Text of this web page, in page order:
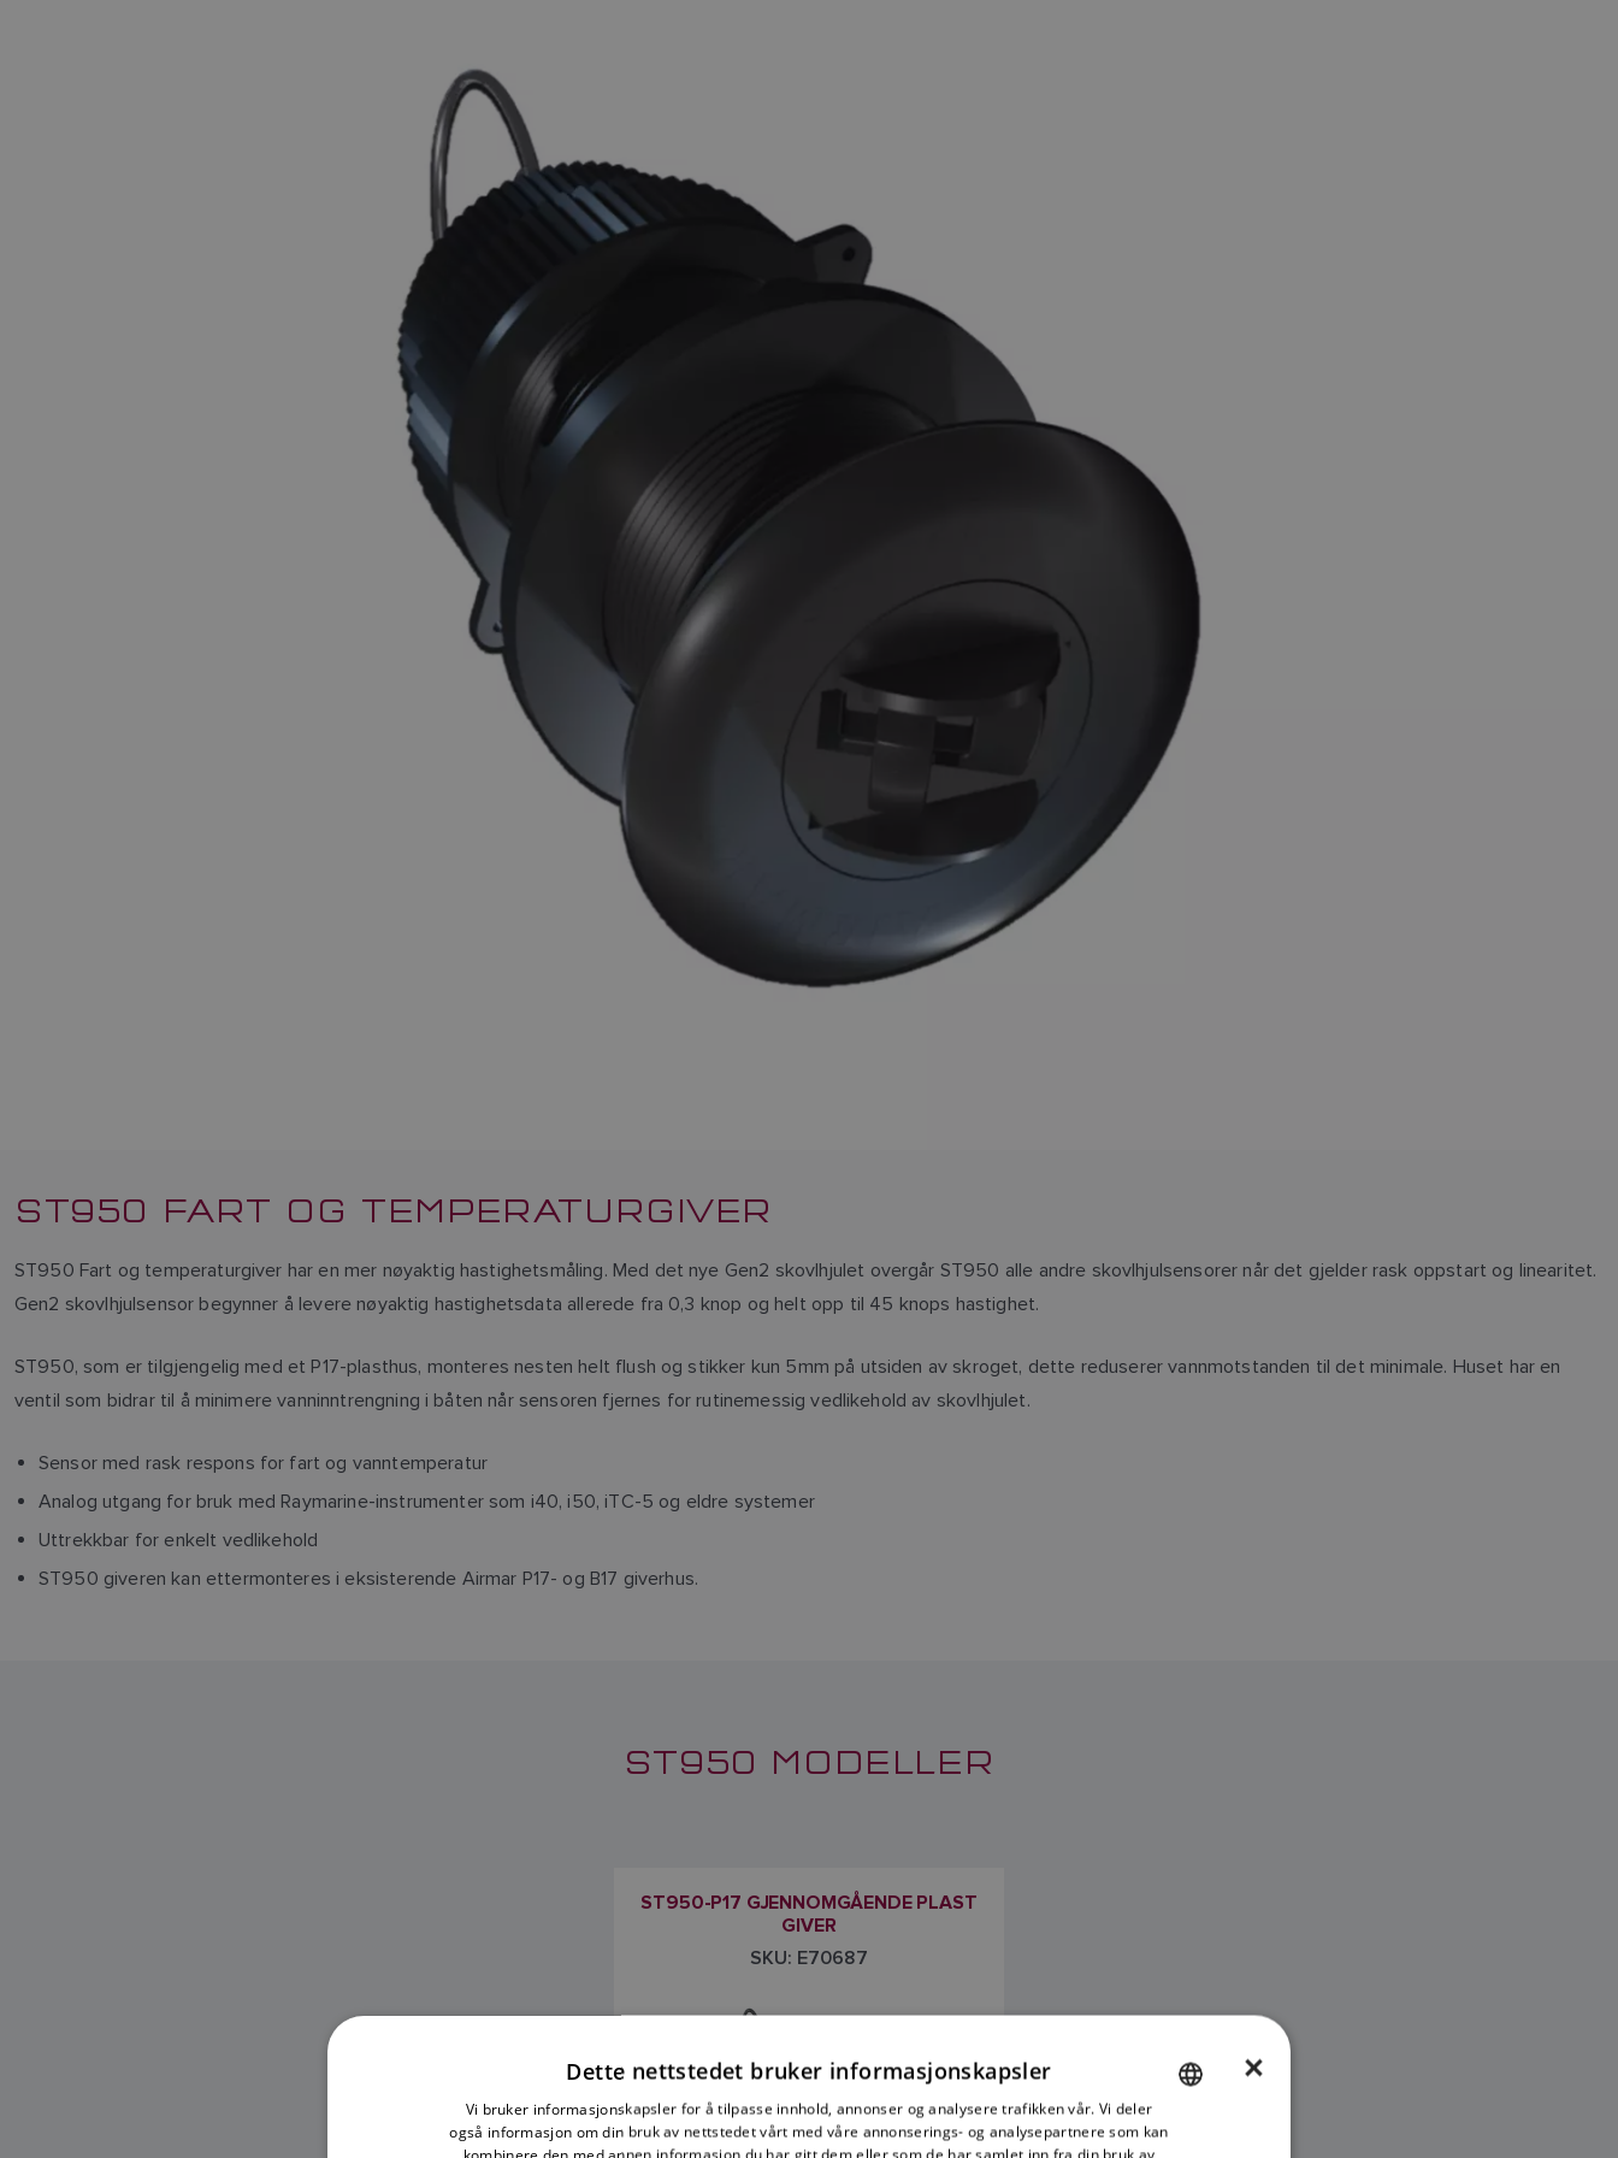
ST950 FART OG TEMPERATURGIVER
ST950 Fart og temperaturgiver har en mer nøyaktig hastighetsmåling. Med det nye Gen2 skovlhjulet overgår ST950 alle andre skovlhjulsensorer når det gjelder rask oppstart og linearitet.
Gen2 skovlhjulsensor begynner å levere nøyaktig hastighetsdata allerede fra 0,3 knop og helt opp til 45 knops hastighet.
ST950, som er tilgjengelig med et P17-plasthus, monteres nesten helt flush og stikker kun 5mm på utsiden av skroget, dette reduserer vannmotstanden til det minimale. Huset har en
ventil som bidrar til å minimere vanninntrengning i båten når sensoren fjernes for rutinemessig vedlikehold av skovlhjulet.
Sensor med rask respons for fart og vanntemperatur
Analog utgang for bruk med Raymarine-instrumenter som i40, i50, iTC-5 og eldre systemer
Uttrekkbar for enkelt vedlikehold
ST950 giveren kan ettermonteres i eksisterende Airmar P17- og B17 giverhus.
ST950 MODELLER
ST950-P17 GJENNOMGÅENDE PLAST
GIVER
SKU: E70687
×
Dette nettstedet bruker informasjonskapsler
Vi bruker informasjonskapsler for å tilpasse innhold, annonser og analysere trafikken vår. Vi deler
også informasjon om din bruk av nettstedet vårt med våre annonserings- og analysepartnere som kan